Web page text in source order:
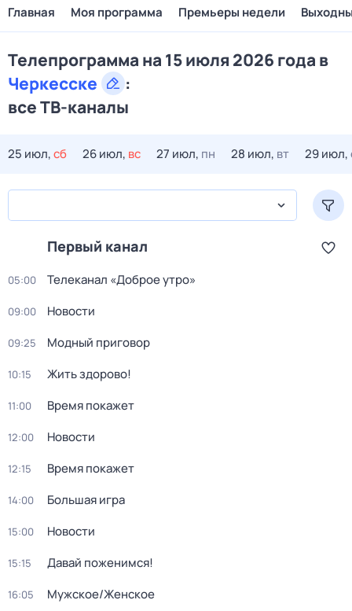
Главная Моя программа Премьеры недели
Телепрограмма на 15 июля 2026 года в
Черкесске
:
все ТВ-каналы
25 июл,сб 26 июл, вс 27 июл, пн 28 июл, вт 29 июл,
Первый канал
05:00 Телеканал «Доброе утро»
09:00 Новости
09:25 Модный приговор
10:15 Жить здорово!
11:00 Время покажет
12:00 Новости
12:15 Время покажет
14:00 Большая игра
15:00 Новости
15:15 Давай поженимся!
16:05 Мужское/Женское